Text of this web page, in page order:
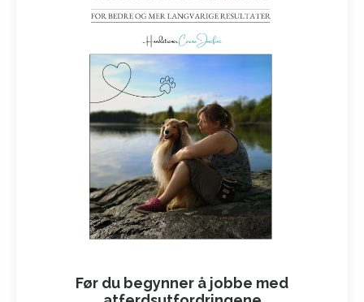
Før du begynner å jobbe med